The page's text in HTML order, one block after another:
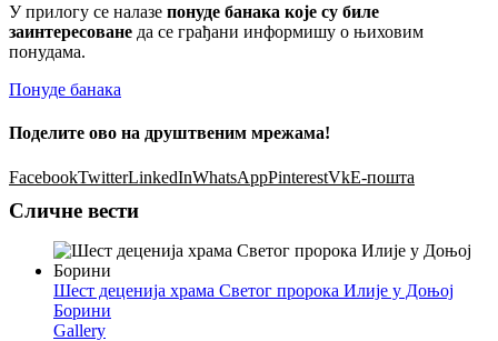
У прилогу се налазе понуде банака које су биле
заинтересоване да се грађани информишу о њиховим
понудама.
Понуде банака
Поделите ово на друштвеним мрежама!
FacebookTwitterLinkedInWhatsAppPinterestVkЕ-пошта
Сличне вести
Шест деценија храма Светог пророка Илије у Доњој
Борини
Gallery